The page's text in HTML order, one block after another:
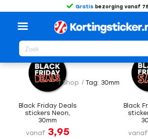
Gratis bezorging vanaf
/ Shop / Tag: 30mm
Black Friday Deals
stickers Neon,
30mm
vanaf 3,95
Black
vanaf